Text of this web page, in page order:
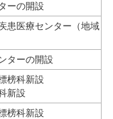
ーの開設
患医療センター（地域
ターの開設
榜科新設
新設
榜科新設